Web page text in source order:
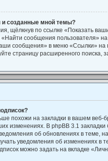
и созданные мной темы?
щёлкнув по ссылке «Показать
«Найти сообщения пользователя»
сообщения» в меню «Ссылки» на
страницу расширенного поиска,
похожи на закладки в вашем веб-
изменениях. В phpBB 3.1
об обновлениях в теме,
уведомления об изменениях в
можно задать на вкладке